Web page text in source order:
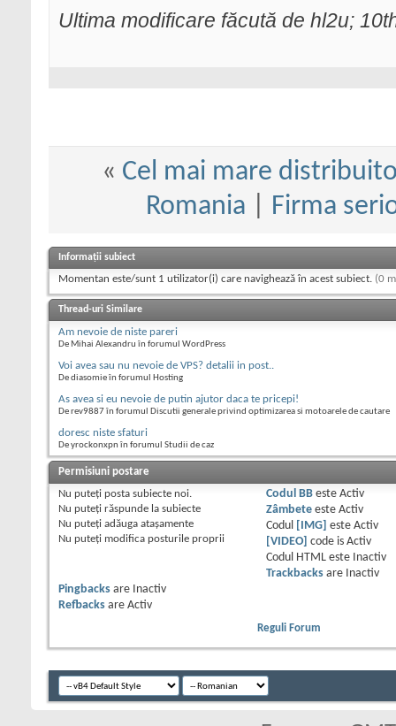
Ultima modificare făcută de hl2u;
« Cel mai mare
Romania
Firma
Informații subiect
Momentan este/sunt 1 utilizator(i) care navighează în acest subiect. (0
Thread-uri Similare
Am nevoie de niste pareri
De Mihai Alexandru în forumul WordPress
Voi avea sau nu nevoie de VPS? detalii in post..
De diasomie în forumul Hosting
As avea si eu nevoie de putin ajutor daca te pricepi!
De rev9887 în forumul Discutii generale privind optimizarea si motoarele de cautare
doresc niste sfaturi
De yrockonxpn în forumul Studii de caz
Permisiuni postare
Nu puteţi posta subiecte noi.
Nu puteţi răspunde la subiecte
Nu puteţi adăuga ataşamente
Nu puteţi modifica posturile proprii
Codul BBeste Activ
Zâmbeteeste Activ
Codul
[IMG] este Activ
[VIDEO] code is Activ
Codul HTML este
Inactiv
Trackbacksare
Inactiv
Pingbacks are
Inactiv
Refbacks are Activ
Reguli Forum